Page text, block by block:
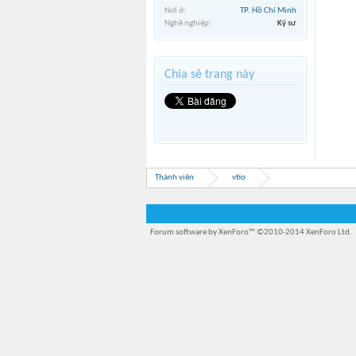
Nơi ở:
TP. Hồ Chí Minh
Nghề nghiệp:
Kỹ sư
Chia sẻ trang này
Thành viên vtio
Forum software by XenForo™ ©2010-2014 XenForo Ltd.